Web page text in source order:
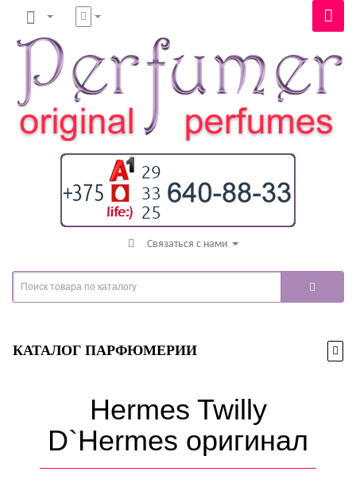
Связаться с нами
КАТАЛОГ ПАРФЮМЕРИИ
Hermes Twilly
D`Hermes оригинал